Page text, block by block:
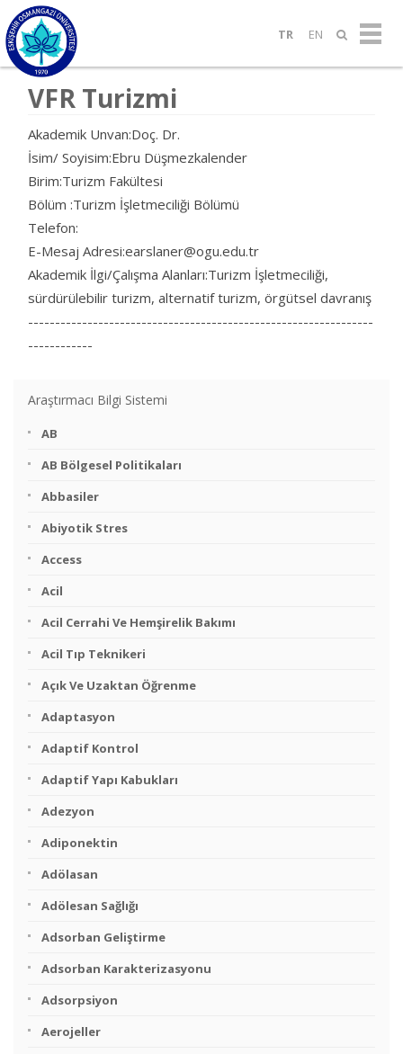
TR EN
VFR Turizmi
Akademik Unvan:Doç. Dr.
İsim/ Soyisim:Ebru Düşmezkalender
Birim:Turizm Fakültesi
Bölüm :Turizm İşletmeciliği Bölümü
Telefon:
E-Mesaj Adresi:earslaner@ogu.edu.tr
Akademik İlgi/Çalışma Alanları:Turizm İşletmeciliği,
sürdürülebilir turizm, alternatif turizm, örgütsel davranış
----------------------------------------------------------------
------------
Araştırmacı Bilgi Sistemi
AB
AB Bölgesel Politikaları
Abbasiler
Abiyotik Stres
Access
Acil
Acil Cerrahi Ve Hemşirelik Bakımı
Acil Tıp Teknikeri
Açık Ve Uzaktan Öğrenme
Adaptasyon
Adaptif Kontrol
Adaptif Yapı Kabukları
Adezyon
Adiponektin
Adölasan
Adölesan Sağlığı
Adsorban Geliştirme
Adsorban Karakterizasyonu
Adsorpsiyon
Aerojeller